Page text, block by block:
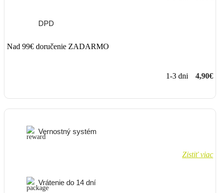
DPD
Nad 99€ doručenie ZADARMO
1-3 dni 4,90€
Vernostný systém
Zistiť viac
Vrátenie do 14 dní